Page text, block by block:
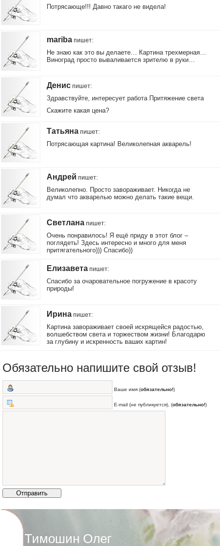
Потрясающе!!! Давно такаго не видела!
mariba пишет:
Не знаю как это вы делаете… Картина трехмерная…
Виноград просто вываливается зрителю в руки…
Денис пишет:
Здравствуйте, интересует работа Притяжение света
Скажите какая цена?
Татьяна пишет:
Потрясающая картина! Великолепная акварель!
Андрей пишет:
Великолепно. Просто завораживает. Никогда не
думал что акварелью можно делать такие вещи.
Светлана пишет:
Очень понравилось! Я ещё приду в этот блог –
поглядеть! Здесь интересно и много для меня
притягательного))) Спасибо))
Елизавета пишет:
Спасибо за очаровательное погружение в красоту
природы!
Ирина пишет:
Картина завораживает своей искрящейся радостью,
волшебством света и торжеством жизни! Благодарю
за глубину и искренность ваших картин!
Обязательно напишите свой отзыв!
Ваше имя (обязательно!)
E-mail (не публикуется), (обязательно!)
Тимошин Олег